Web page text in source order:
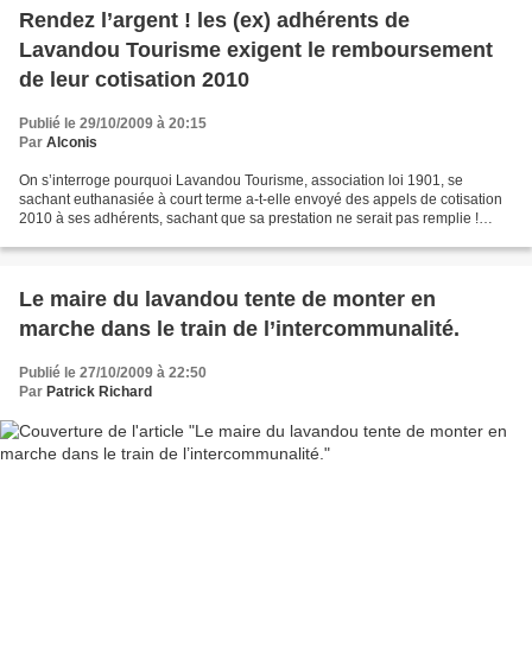
Rendez l’argent ! les (ex) adhérents de
Lavandou Tourisme exigent le remboursement
de leur cotisation 2010
Publié le 29/10/2009 à 20:15
Par Alconis
On s’interroge pourquoi Lavandou Tourisme, association loi 1901, se
sachant euthanasiée à court terme a-t-elle envoyé des appels de cotisation
2010 à ses adhérents, sachant que sa prestation ne serait pas remplie !
Le maire du lavandou tente de monter en
marche dans le train de l’intercommunalité.
Publié le 27/10/2009 à 22:50
Par Patrick Richard